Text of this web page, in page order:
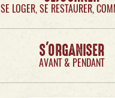
SE LOGER, SE RESTAURER,
S'ORGANISER
AVANT & PENDANT